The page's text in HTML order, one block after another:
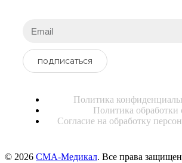
подписаться
Политика
Политика обработки
Согласие на обработку
© 2026 СМА-Медикал. Все права